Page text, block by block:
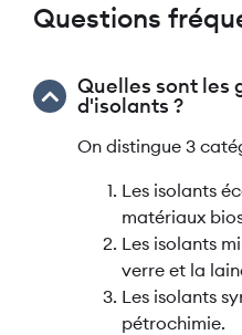
Questions
Quelles sont les
d'isolants ?
On distingue 3
Les isolants
matériaux
Les isolants
verre et la
Les isolants
pétrochimie.